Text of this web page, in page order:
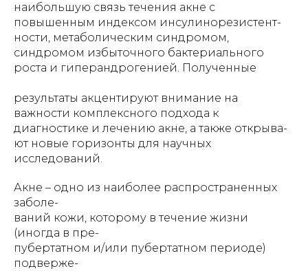
наибольшую связь течения акне с
повышенным индексом инсулинорезистент-
ности, метаболическим синдромом,
синдромом избыточного бактериального
роста и гиперандрогенией. Полученные
результаты акцентируют внимание на
важности комплексного подхода к
диагностике и лечению акне, а также открыва-
ют новые горизонты для научных
исследований.
Акне – одно из наиболее распространенных
заболе-
ваний кожи, которому в течение жизни
(иногда в пре-
пубертатном и/или пубертатном периоде)
подверже-